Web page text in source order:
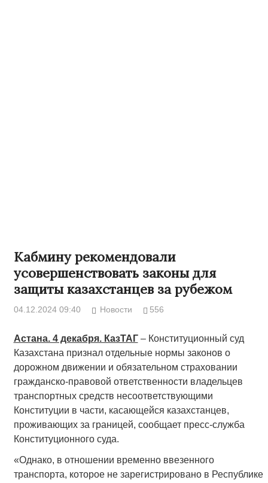
Кабмину рекомендовали
усовершенствовать законы для
защиты казахстанцев за рубежом
04.12.2024 09:40 Новости 556
Астана. 4 декабря. КазТАГ– Конституционный суд
Казахстана признал отдельные нормы законов о
дорожном движении и обязательном страховании
гражданско-правовой ответственности владельцев
транспортных средств несоответствующими
Конституции в части, касающейся казахстанцев,
проживающих за границей, сообщает пресс-служба
Конституционного суда.
«Однако, в отношении временно ввезенного
транспорта, которое не зарегистрировано в Республике